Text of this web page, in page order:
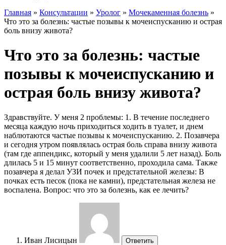
Главная » Консультации » Уролог » Мочекаменная болезнь »
Что это за болезнь: частые позывы к мочеиспусканию и острая
боль внизу живота?
Что это за болезнь: частые
позывы к мочеиспусканию и
острая боль внизу живота?
Здравствуйте. У меня 2 проблемы: 1. В течение последнего
месяца каждую ночь приходиться ходить в туалет, и днем
наблютаются частые позывы к мочеиспусканию. 2. Позавчера
и сегодня утром появлялась острая боль справа внизу живота
(там где аппендикс, который у меня удалили 5 лет назад). Боль
длилась 5 и 15 минут соответственно, проходила сама. Также
позавчера я делал УЗИ почек и предстательной железы: В
почках есть песок (пока не камни), предстательная железа не
воспалена. Вопрос: что это за болезнь, как ее лечить?
Иван Лисицын Ответить